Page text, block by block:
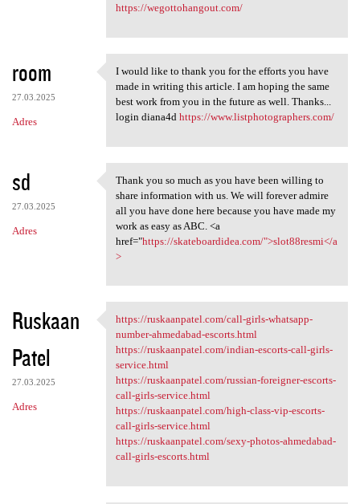
https://wegottohangout.com/
room
27.03.2025
Adres
I would like to thank you for
I would like to thank you for the efforts you have
made in writing this article. I am hoping the same
best work from you in the future as well. Thanks...
login diana4d https://www.listphotographers.com/
sd
27.03.2025
Adres
Thank you so much as you have
Thank you so much as you have been willing to
share information with us. We will forever admire
all you have done here because you have made my
work as easy as ABC. <a
href="https://skateboardidea.com/">slot88resmi</a
>
Ruskaan
Patel
27.03.2025
Adres
https://ruskaanpatel.com/call
https://ruskaanpatel.com/call-girls-whatsapp-
number-ahmedabad-escorts.html
https://ruskaanpatel.com/indian-escorts-call-girls-
service.html
https://ruskaanpatel.com/russian-foreigner-escorts-
call-girls-service.html
https://ruskaanpatel.com/high-class-vip-escorts-
call-girls-service.html
https://ruskaanpatel.com/sexy-photos-ahmedabad-
call-girls-escorts.html